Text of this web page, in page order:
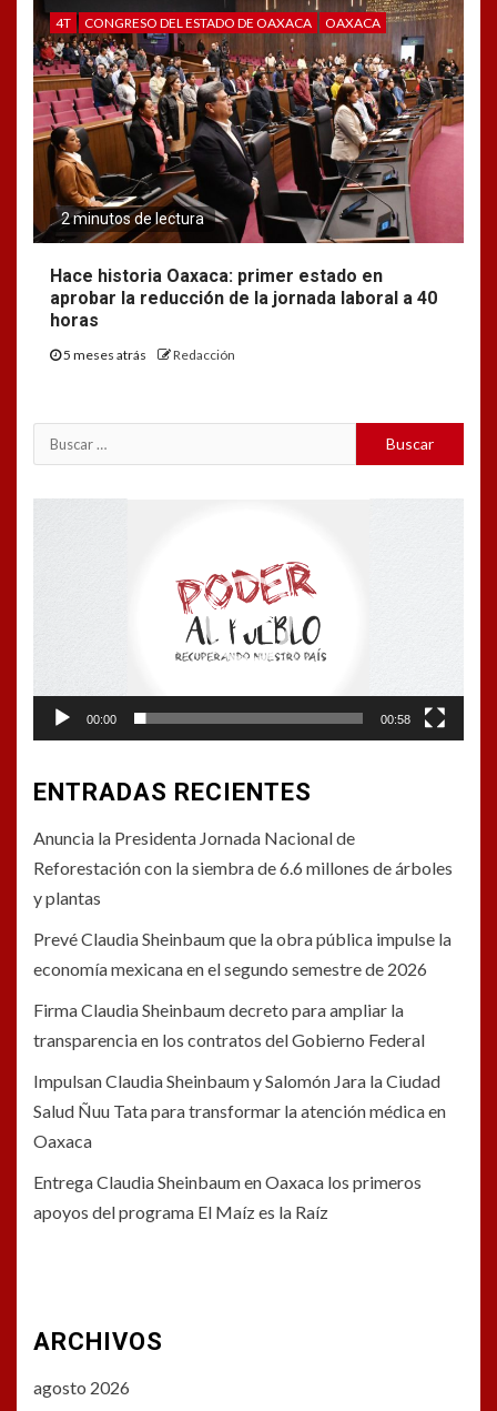
4T CONGRESO DEL ESTADO DE OAXACA OAXACA
2 minutos de lectura
Hace historia Oaxaca: primer estado en
aprobar la reducción de la jornada laboral a 40
horas
5 meses atrás Redacción
Buscar:
00:00 00:58
ENTRADAS RECIENTES
Anuncia la Presidenta Jornada Nacional de
Reforestación con la siembra de 6.6 millones de árboles
y plantas
Prevé Claudia Sheinbaum que la obra pública impulse la
economía mexicana en el segundo semestre de 2026
Firma Claudia Sheinbaum decreto para ampliar la
transparencia en los contratos del Gobierno Federal
Impulsan Claudia Sheinbaum y Salomón Jara la Ciudad
Salud Ñuu Tata para transformar la atención médica en
Oaxaca
Entrega Claudia Sheinbaum en Oaxaca los primeros
apoyos del programa El Maíz es la Raíz
ARCHIVOS
agosto 2026